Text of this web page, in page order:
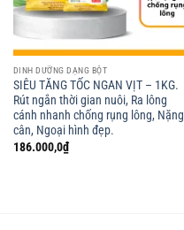
DINH DƯỠNG DẠNG BỘT
SIÊU TĂNG TỐC NGAN VỊT – 1KG.
Rút ngắn thời gian nuôi, Ra lông
cánh nhanh chống rụng lông, Nặng
cân, Ngoại hình đẹp.
186.000,0₫